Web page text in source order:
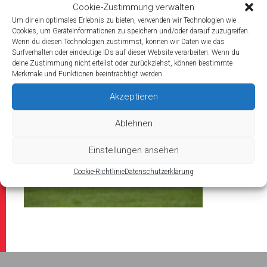
Cookie-Zustimmung verwalten
Um dir ein optimales Erlebnis zu bieten, verwenden wir Technologien wie
Cookies, um Geräteinformationen zu speichern und/oder darauf zuzugreifen.
Wenn du diesen Technologien zustimmst, können wir Daten wie das
Surfverhalten oder eindeutige IDs auf dieser Website verarbeiten. Wenn du
deine Zustimmung nicht erteilst oder zurückziehst, können bestimmte
Merkmale und Funktionen beeinträchtigt werden.
Akzeptieren
Ablehnen
Einstellungen ansehen
Cookie-RichtlinieDatenschutzerklärung
2022/12/20
_DSC8867